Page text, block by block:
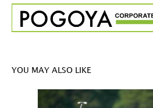
YOU MAY ALSO LIKE